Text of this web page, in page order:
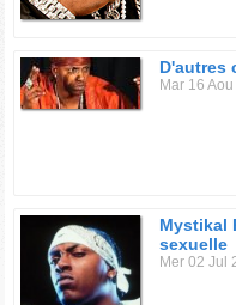
D'autres
Mar 16
Mystikal
sexuelle
Mer 02 Jul